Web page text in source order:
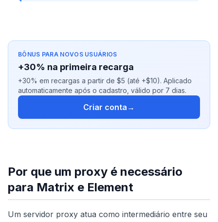
BÔNUS PARA NOVOS USUÁRIOS
+30% na primeira recarga
+30% em recargas a partir de $5 (até +$10). Aplicado
automaticamente após o cadastro, válido por 7 dias.
Criar conta →
Por que um proxy é necessário
para Matrix e Element
Um servidor proxy atua como intermediário entre seu